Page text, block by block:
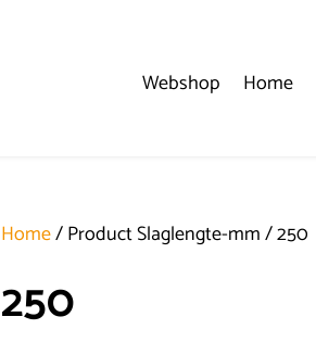
Webshop Home
Home/ Product Slaglengte-mm / 250
250